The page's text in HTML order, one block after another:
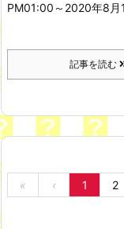
PM01:00～2020年8月
記事を読む
« ‹ 1 2